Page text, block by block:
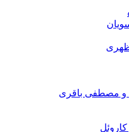
و مصطفی باقری